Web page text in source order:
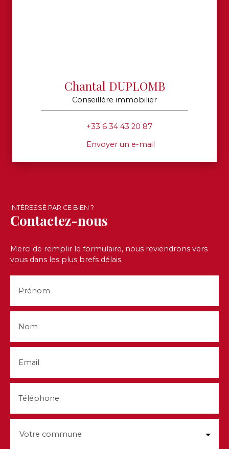
Chantal DUPLOMB
Conseillère immobilier
+33 6 34 43 20 87
Envoyer un e-mail
INTÉRESSÉ PAR CE BIEN ?
Contactez-nous
Merci de remplir le formulaire, nous reviendrons vers
vous dans les plus brefs délais.
Prénom
Nom
Email
Téléphone
Votre commune